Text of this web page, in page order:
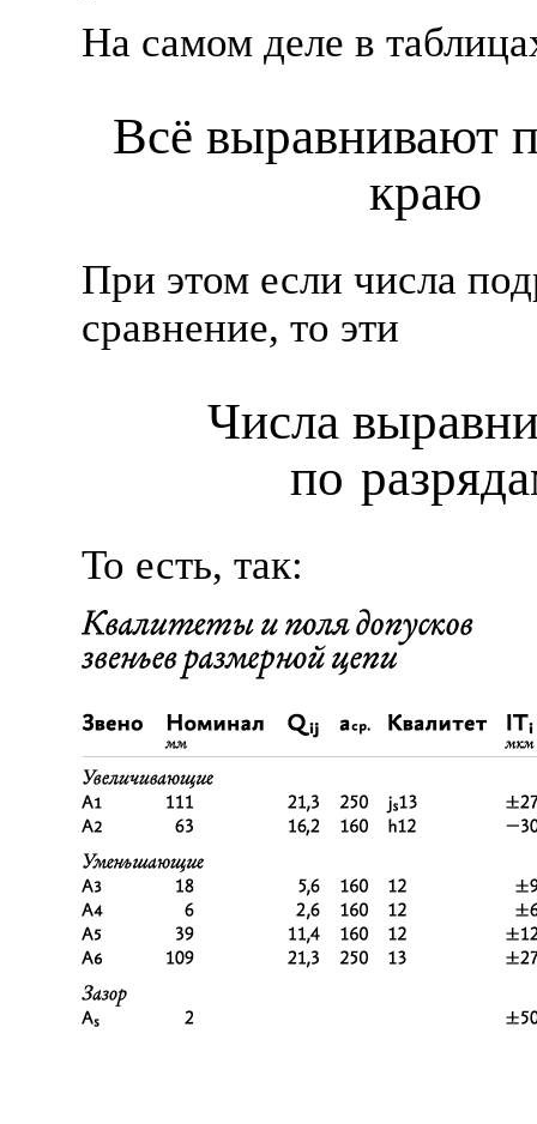
На самом деле в
Всё выравнивают
краю
При этом если числа
сравнение, то эти
Числа
по
То есть, так: